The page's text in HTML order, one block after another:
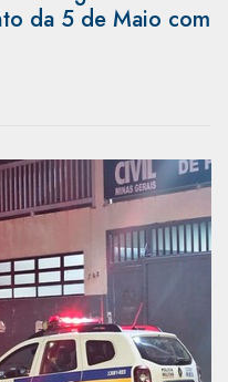
da 5 de Maio com